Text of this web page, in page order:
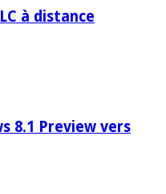
à distance
8.1 Preview vers